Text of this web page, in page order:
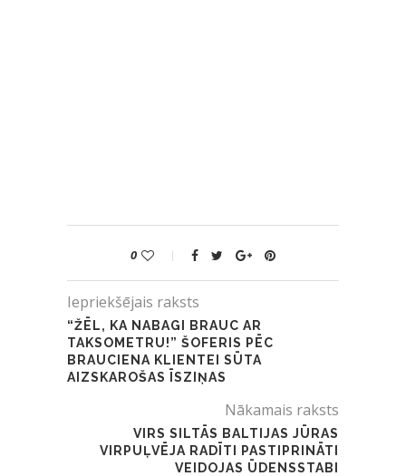
0
Iepriekšējais raksts
“ŽĒL, KA NABAGI BRAUC AR
TAKSOMETRU!” ŠOFERIS PĒC
BRAUCIENA KLIENTEI SŪTA
AIZSKAROŠAS ĪSZIŅAS
Nākamais raksts
VIRS SILTĀS BALTIJAS JŪRAS
VIRPUĻVĒJA RADĪTI PASTIPRINĀTI
VEIDOJAS ŪDENSSTABI